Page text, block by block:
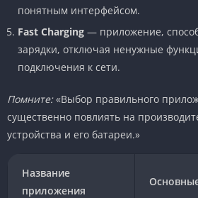
понятным интерфейсом.
Fast Charging — приложение,
зарядки, отключая ненужные
подключения к сети.
Помните:«Выбор правильного
существенно повлиять на
устройства и его батареи.»
Название
приложения